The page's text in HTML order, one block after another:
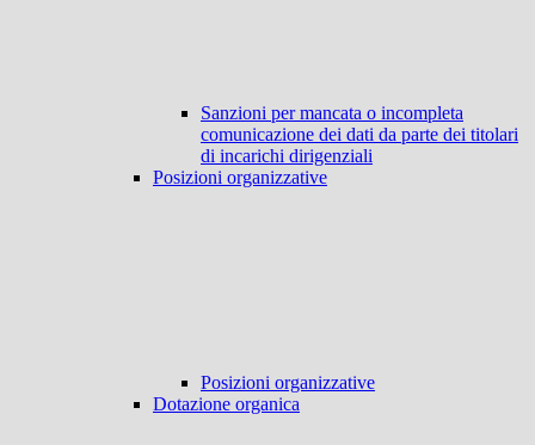
Sanzioni per mancata o incompleta
comunicazione dei dati da parte dei titolari
di incarichi dirigenziali
Posizioni organizzative
Posizioni organizzative
Dotazione organica